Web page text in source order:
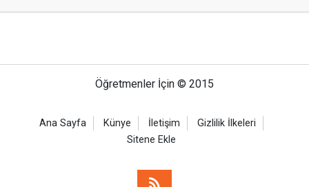
Öğretmenler İçin © 2015
Ana Sayfa Künye İletişim
Gizlilik İlkeleri
Sitene Ekle